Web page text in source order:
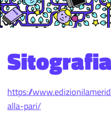
Sitografia
https://
alla-pari/